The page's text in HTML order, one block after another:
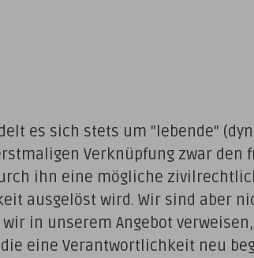
es sich stets um "lebende"
Verknüpfung zwar
ihn eine mögliche
ausgelöst wird. Wir sind aber
in unserem Angebot
eine Verantwortlichkeit neu